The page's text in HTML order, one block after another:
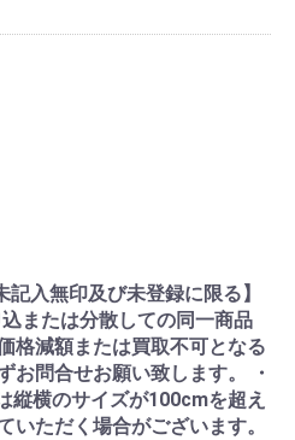
記入無印及び未登録に限る】
または分散しての同一商品
格減額または買取不可となる
お問合せお願い致します。 ・
縦横のサイズが100cmを超え
いただく場合がございます。
買取カートへ進む